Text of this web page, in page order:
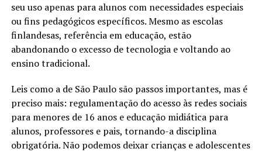
seu uso apenas para alunos com necessidades especiais
ou fins pedagógicos específicos. Mesmo as escolas
finlandesas, referência em educação, estão
abandonando o excesso de tecnologia e voltando ao
ensino tradicional.
Leis como a de São Paulo são passos importantes, mas é
preciso mais: regulamentação do acesso às redes sociais
para menores de 16 anos e educação midiática para
alunos, professores e pais, tornando-a disciplina
obrigatória. Não podemos deixar crianças e adolescentes